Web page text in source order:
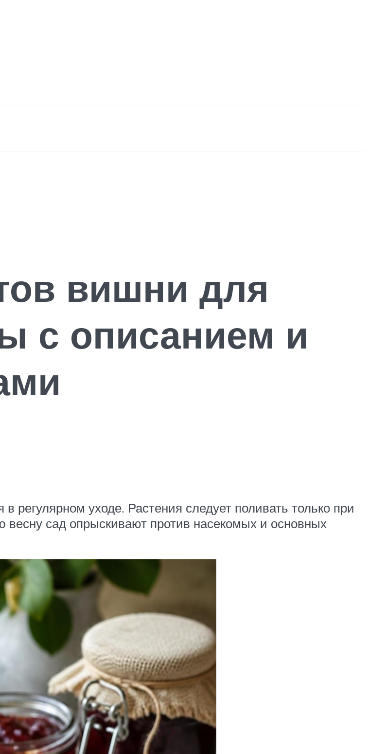
вишни для
с описанием и
уходе. Растения следует поливать только при
весну сад опрыскивают против насекомых и основных